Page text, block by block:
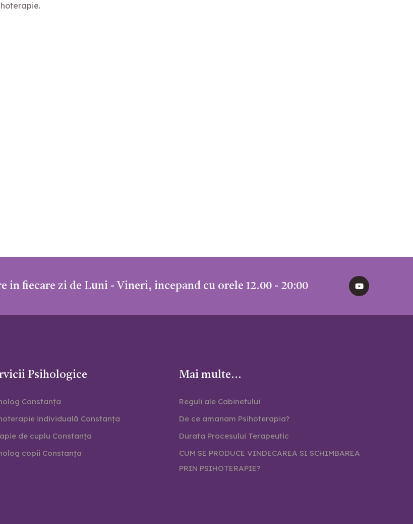
in fiecare zi de Luni - Vineri, incepand cu orele 12.00 - 20:00
Psihologice
Constanța
individuală Constanța
de cuplu Constanța
copii Constanța
Mai multe...
Reguli ale Cabinetului
De ce amanam Psihoterapia?
Durata Procesului Terapeutic
CUM SE PRODUCE VINDECAREA SI SCHIMBAREA
PRIN PSIHOTERAPIE?